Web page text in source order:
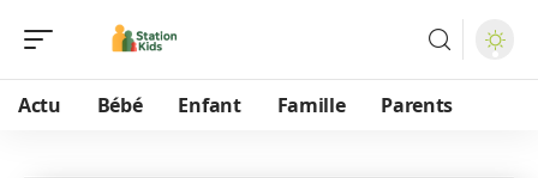
Actu Bébé Enfant Famille Parents